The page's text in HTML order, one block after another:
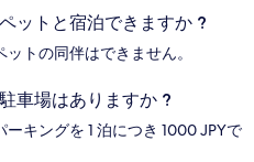
ットと宿泊できますか ?
トの同伴はできません。
車場はありますか ?
キングを 1 泊につき 1000 JPYで